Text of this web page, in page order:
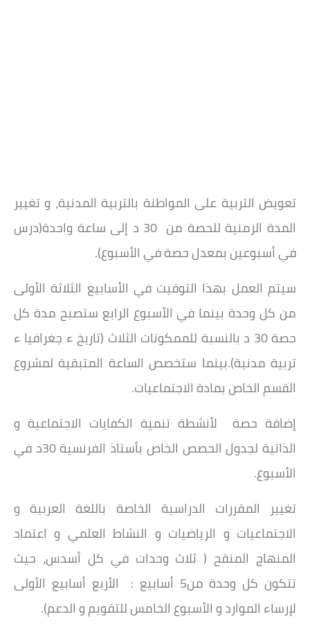
تعويض التربية على المواطنة بالتربية المدنية، و تغيير
المدة الزمنية للحصة من 30 د إلى ساعة واحدة(درس
في أسبوعين بمعدل حصة في الأسبوع).
سيتم العمل بهذا التوقيت في الأسابيع الثلاثة الأولى
من كل وحدة بينما في الأسبوع الرابع ستصبح مدة كل
حصة 30 د بالنسبة للممكونات الثلاث (تاريخ ء جغرافيا ء
تربية مدنية).بينما ستخصص الساعة المتبقية لمشروع
القسم الخاص بمادة الاجتماعيات.
إضافة حصة لأنشطة تنمية الكفايات الاجتماعية و
الذاتية لجدول الحصص الخاص بأستاذ الفرنسية 30د في
الأسبوع.
تغيير المقررات الدراسية الخاصة باللغة العربية و
الاجتماعيات و الرياضيات و النشاط العلمي و اعتماد
المنهاج المنقح ( ثلاث وحدات في كل أسدس، حيث
تتكون كل وحدة من5 أسابيع : الأربع أسابيع الأولى
لإرساء الموارد و الأسبوع الخامس للتقويم و الدعم).